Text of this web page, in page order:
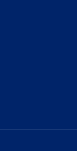
按照教学
点，且支